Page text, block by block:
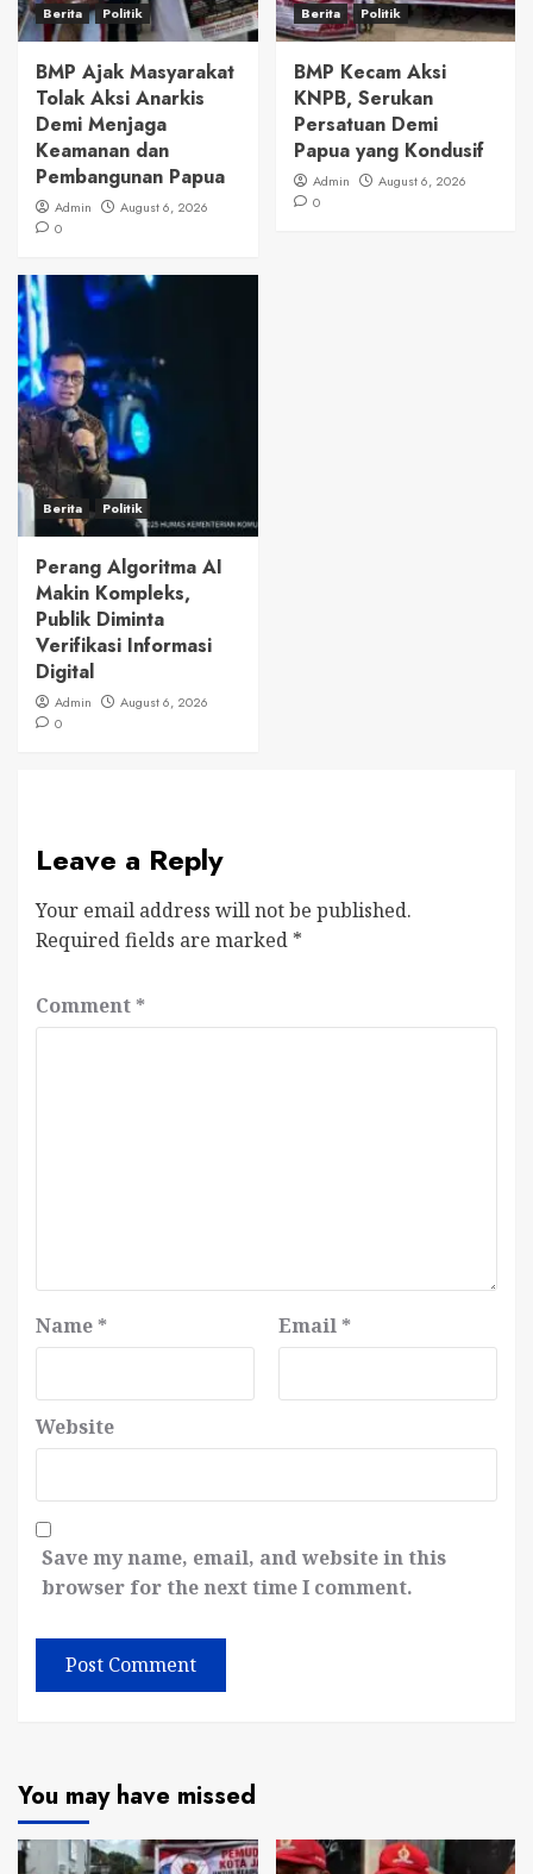
Berita Politik
BMP Ajak Masyarakat
Tolak Aksi Anarkis
Demi Menjaga
Keamanan dan
Pembangunan Papua
Admin
August 6, 2026
0
Berita Politik
BMP Kecam Aksi
KNPB, Serukan
Persatuan Demi
Papua yang Kondusif
Admin
August 6, 2026
0
Berita Politik
Perang Algoritma AI
Makin Kompleks,
Publik Diminta
Verifikasi Informasi
Digital
Admin
August 6, 2026
0
Leave a Reply
Your email address will not be published.
Required fields are marked *
Comment *
Name * Email *
Website
Save my name, email, and website in this
browser for the next time I comment.
You may have missed